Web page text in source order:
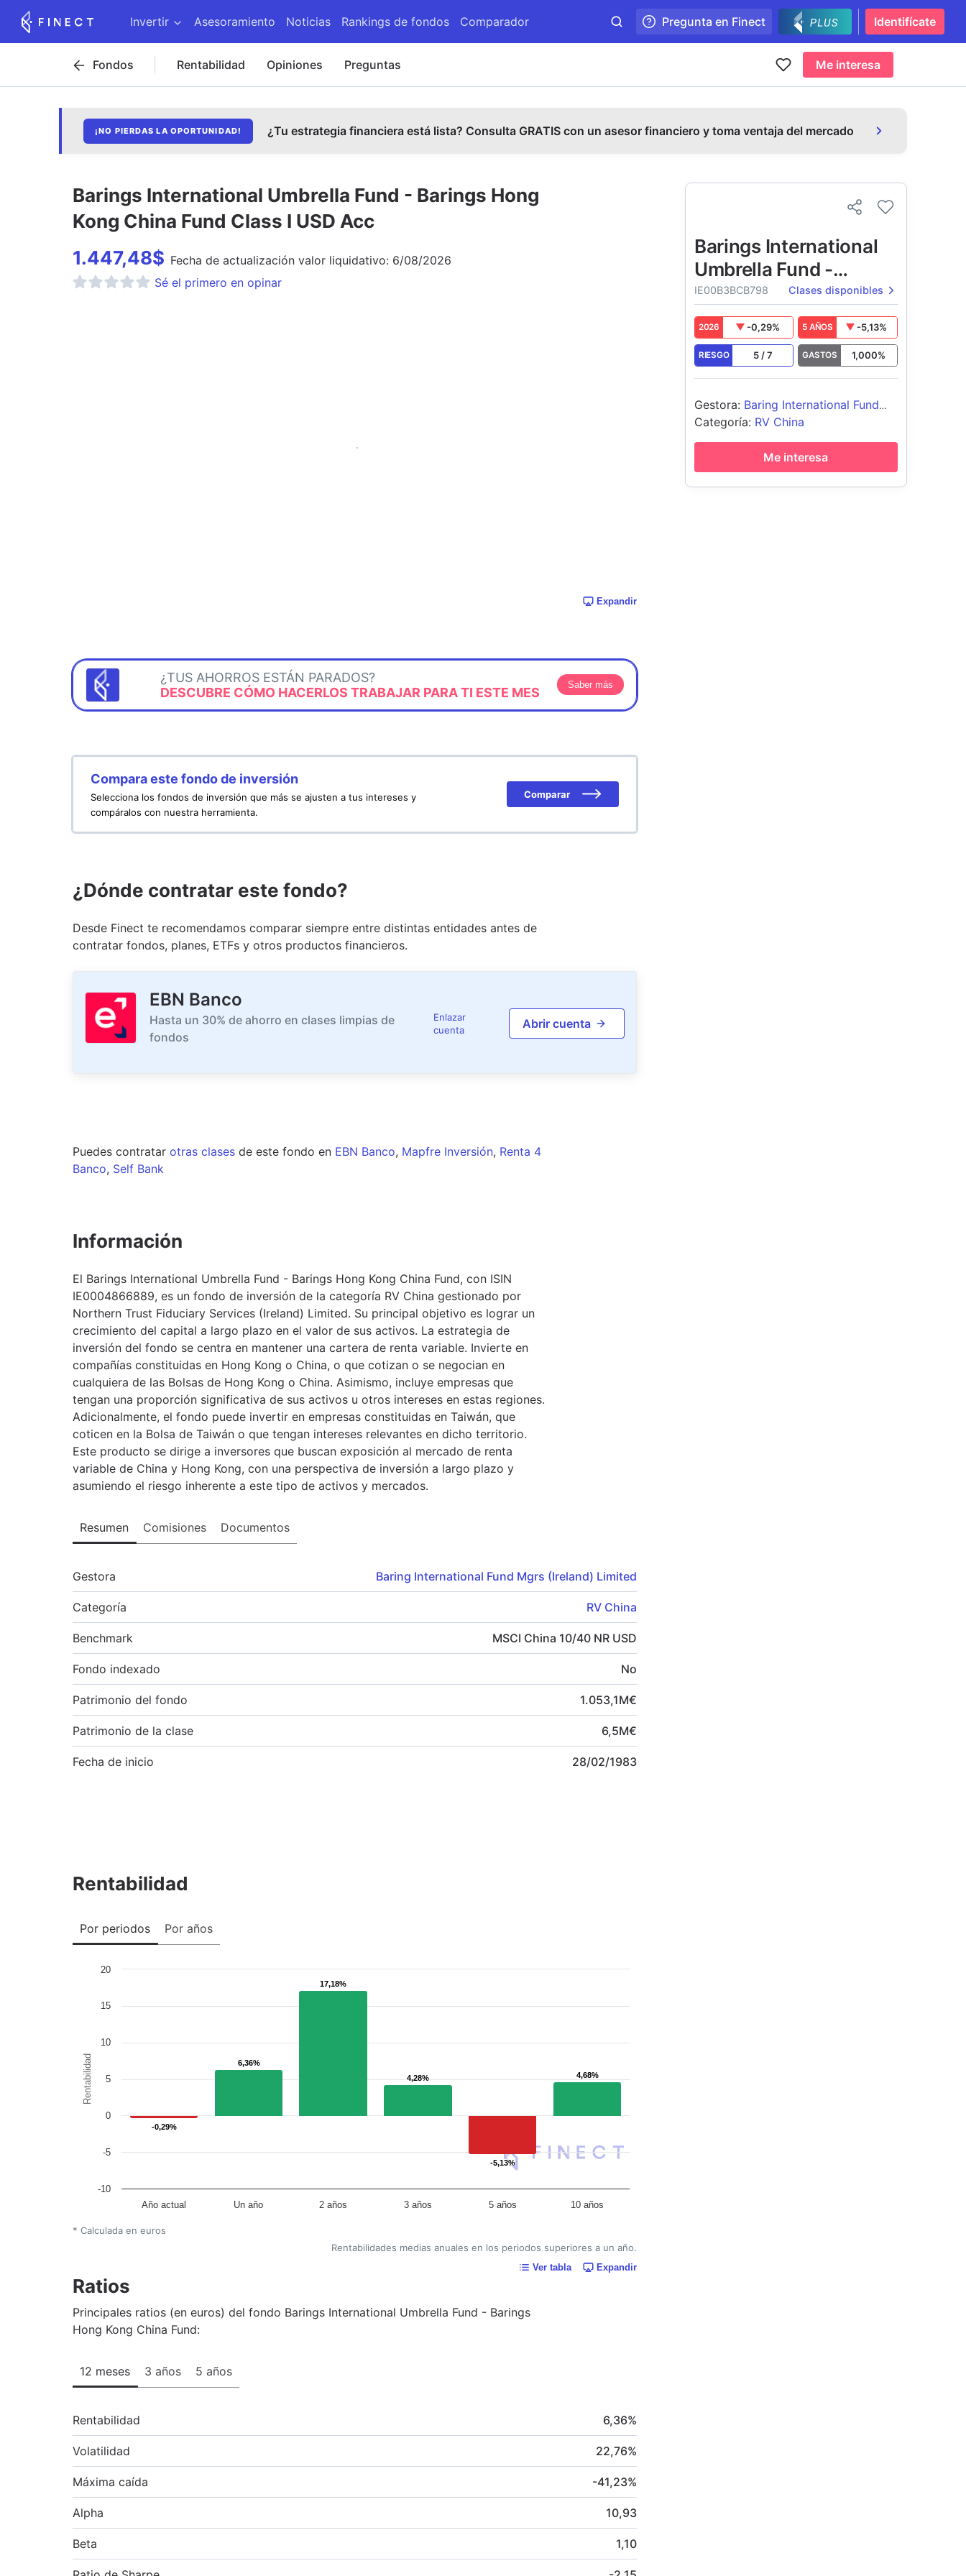
Invertir Asesoramiento Noticias Rankings de fondos Comparador Pregunta en Finect Identifícate
Fondos Rentabilidad Opiniones Preguntas Me interesa
¡NO PIERDAS LA OPORTUNIDAD! ¿Tu estrategia financiera está lista? Consulta GRATIS con un asesor financiero y toma ventaja del mercado
Barings International Umbrella Fund - Barings Hong
Kong China Fund Class I USD Acc
1.447,48$ Fecha de actualización valor liquidativo: 6/08/2026
Sé el primero en opinar
Expandir
¿TUS AHORROS ESTÁN PARADOS?
DESCUBRE CÓMO HACERLOS TRABAJAR PARA TI ESTE MES
Saber más
Compara este fondo de inversión
Selecciona los fondos de inversión que más se ajusten a tus intereses y
compáralos con nuestra herramienta.
Comparar
¿Dónde contratar este fondo?
Desde Finect te recomendamos comparar siempre entre distintas entidades antes de
contratar fondos, planes, ETFs y otros productos financieros.
EBN Banco
Hasta un 30% de ahorro en clases limpias de
fondos
Enlazar
cuenta
Abrir cuenta
Puedes contratar otras clases de este fondo en EBN Banco, Mapfre Inversión, Renta 4
Banco, Self Bank
Información
El Barings International Umbrella Fund - Barings Hong Kong China Fund, con ISIN
IE0004866889, es un fondo de inversión de la categoría RV China gestionado por
Northern Trust Fiduciary Services (Ireland) Limited. Su principal objetivo es lograr un
crecimiento del capital a largo plazo en el valor de sus activos. La estrategia de
inversión del fondo se centra en mantener una cartera de renta variable. Invierte en
compañías constituidas en Hong Kong o China, o que cotizan o se negocian en
cualquiera de las Bolsas de Hong Kong o China. Asimismo, incluye empresas que
tengan una proporción significativa de sus activos u otros intereses en estas regiones.
Adicionalmente, el fondo puede invertir en empresas constituidas en Taiwán, que
coticen en la Bolsa de Taiwán o que tengan intereses relevantes en dicho territorio.
Este producto se dirige a inversores que buscan exposición al mercado de renta
variable de China y Hong Kong, con una perspectiva de inversión a largo plazo y
asumiendo el riesgo inherente a este tipo de activos y mercados.
Resumen Comisiones Documentos
Gestora Baring International Fund Mgrs (Ireland) Limited
Categoría RV China
Benchmark MSCI China 10/40 NR USD
Fondo indexado No
Patrimonio del fondo 1.053,1M€
Patrimonio de la clase 6,5M€
Fecha de inicio 28/02/1983
Barings International
Umbrella Fund -
Barings Hong Kong
China Fund
IE00B3BCB798 Clases disponibles
2026 -0,29% 5 AÑOS -5,13%
RIESGO 5/7 GASTOS 1,000%
Gestora: Baring International Fund
Mgrs (Ireland) Limited
Categoría: RV China
Me interesa
Rentabilidad
Por periodos Por años
Rentabilidad
-0,29%
-0,29%
6,36%
6,36%
17,18%
17,18%
4,28%
4,28%
-5,13%
-5,13%
4,68%
4,68%
Año actual Un año 2 años 3 años 5 años 10 años
-10
-5
0
5
10
15
20
* Calculada en euros
Rentabilidades medias anuales en los periodos superiores a un año.
Ver tabla Expandir
Ratios
Principales ratios (en euros) del fondo Barings International Umbrella Fund - Barings
Hong Kong China Fund:
12 meses 3 años 5 años
Rentabilidad 6,36%
Volatilidad 22,76%
Máxima caída -41,23%
Alpha 10,93
Beta 1,10